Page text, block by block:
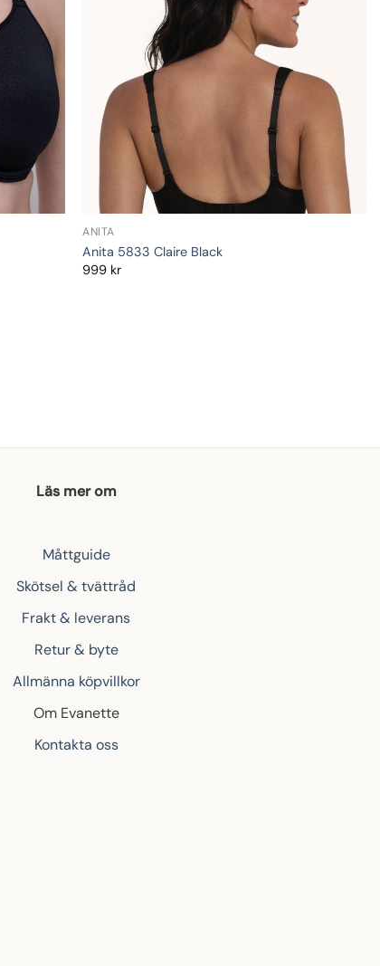
ANITA
Anita 5833 Claire Black
999 kr
Läs mer om
Måttguide
Skötsel & tvättråd
Frakt & leverans
Retur & byte
Allmänna köpvillkor
Om Evanette
Kontakta oss